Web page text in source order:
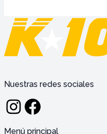
Nuestras redes sociales
Menú principal